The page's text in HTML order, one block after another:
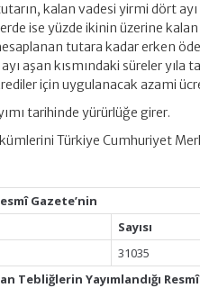
kalan vadesi yirmi dört
ise yüzde ikinin üzerine
tutara kadar erken
aşan kısmındaki süreler yıla
için uygulanacak azami
tarihinde yürürlüğe girer.
Türkiye Cumhuriyet
Gazete’nin
Sayısı
31035
Tebliğlerin Yayımlandığı